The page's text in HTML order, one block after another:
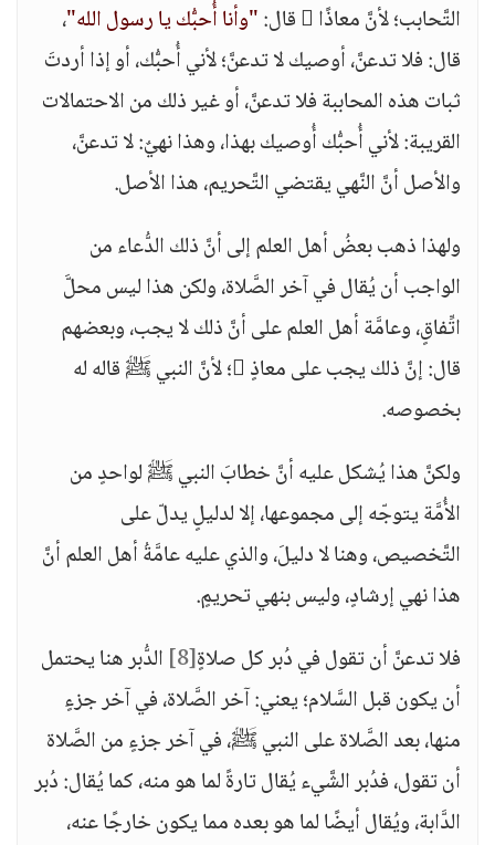
التَّحابب؛ لأنَّ معاذًا  قال:
"وأنا أُحبُّك يا رسول الله"،
قال: فلا تدعنَّ، أوصيك لا تدعنَّ؛ لأني أُحبُّك، أو إذا أردتَ
ثبات هذه المحاببة فلا تدعنَّ، أو غير ذلك من الاحتمالات
القريبة: لأني أُحبُّك أُوصيك بهذا، وهذا نهيٌ: لا تدعنَّ،
والأصل أنَّ النَّهي يقتضي التَّحريم، هذا الأصل.
ولهذا ذهب بعضُ أهل العلم إلى أنَّ ذلك الدُّعاء من
الواجب أن يُقال في آخر الصَّلاة، ولكن هذا ليس محلَّ
اتِّفاقٍ، وعامَّة أهل العلم على أنَّ ذلك لا يجب، وبعضهم
قال: إنَّ ذلك يجب على معاذٍ ؛ لأنَّ النبي ﷺ قاله له
بخصوصه.
ولكنَّ هذا يُشكل عليه أنَّ خطابَ النبي ﷺ لواحدٍ من
الأُمَّة يتوجّه إلى مجموعها، إلا لدليلٍ يدلّ على
التَّخصيص، وهنا لا دليلَ، والذي عليه عامَّةُ أهل العلم أنَّ
هذا نهي إرشادٍ، وليس بنهي تحريمٍ.
فلا تدعنَّ أن تقول في دُبر كل صلاةٍ[8]
الدُّبر هنا يحتمل
أن يكون قبل السَّلام؛ يعني: آخر الصَّلاة، في آخر جزءٍ
منها، بعد الصَّلاة على النبي ﷺ، في آخر جزءٍ من الصَّلاة
أن تقول، فدُبر الشَّيء يُقال تارةً لما هو منه، كما يُقال: دُبر
الدَّابة، ويُقال أيضًا لما هو بعده مما يكون خارجًا عنه،